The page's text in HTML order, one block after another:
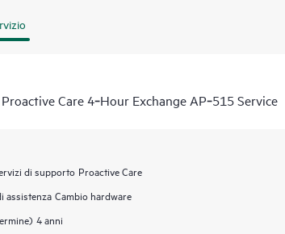
Care 4‑Hour Exchange AP‑515 Service
di supporto Proactive Care
assistenza Cambio hardware
4 anni